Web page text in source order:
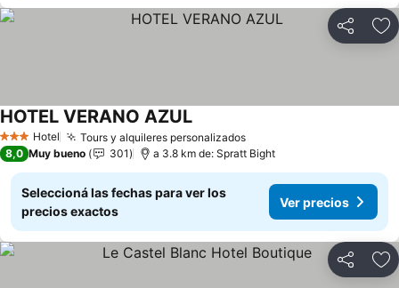
Compartir
3 Estrellas
Hotel Tours y alquileres personalizadosVer precios
HOTEL VERANO AZULVer precios
8,0 Muy bueno 301 a 3.8 km de: Spratt Bight
Seleccioná las fechas para ver los
precios exactos
Ver precios
Compartir